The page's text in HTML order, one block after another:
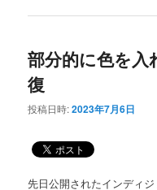
部分的に色を
復
投稿日時:2023年7月6日
先日公開されたインディ